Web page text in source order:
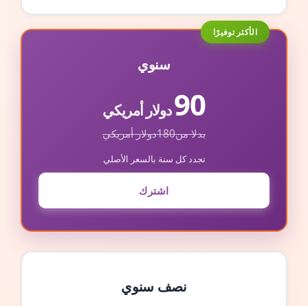
الأكثر توفيرًا
سنوي
90دولار أمريكي
بدلا من180دولار أمريكي
تجدد كل سنة بالسعر الأصلي
اشترك
نصف سنوي